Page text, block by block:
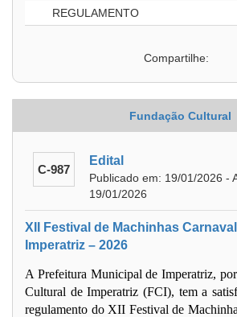
REGULAMENTO
Compartilhe:
Fundação Cultural
C-987
Edital
Publicado em: 19/01/2026 -
19/01/2026
XII Festival de Machinhas
Imperatriz – 2026
A Prefeitura Municipal de Imperatriz,
Cultural de Imperatriz (FCI), tem a
regulamento do XII Festival de